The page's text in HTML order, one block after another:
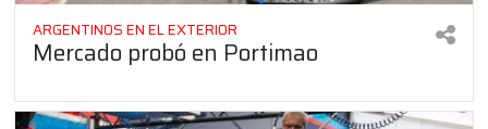
ARGENTINOS EN EL EXTERIOR
Mercado probó en Portimao